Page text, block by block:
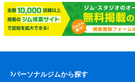
パーソナルジムから探す